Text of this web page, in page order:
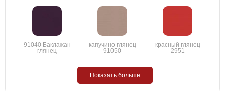
91040 Баклажан
глянец
капучино глянец
91050
красный глянец
2951
Показать больше